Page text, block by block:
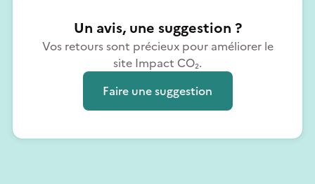
Un avis, une suggestion ?
Vos retours sont précieux pour améliorer le
site Impact CO₂.
Faire une suggestion